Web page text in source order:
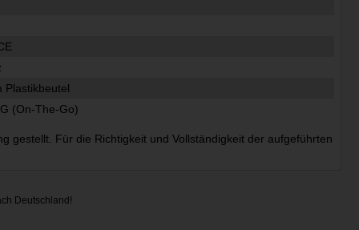
Plastikbeutel
(On-The-Go)
gestellt. Für die Richtigkeit und Vollständigkeit der aufgeführten
Deutschland!